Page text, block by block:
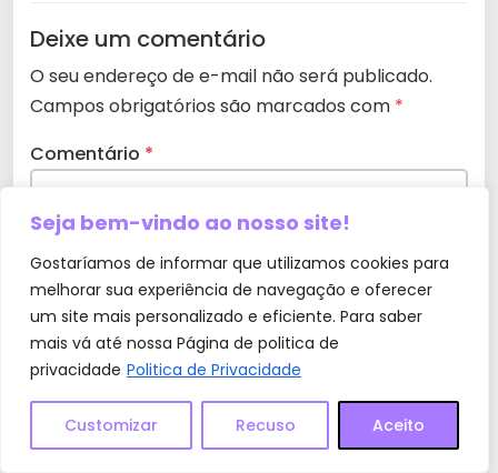
Seja bem-vindo ao nosso site!
Gostaríamos de informar que utilizamos cookies para
melhorar sua experiência de navegação e oferecer
um site mais personalizado e eficiente. Para saber
mais vá até nossa Página de politica de
privacidade Politica de Privacidade
Customizar Recuso Aceito
Deixe um comentário
O seu endereço de e-mail não será publicado.
Campos obrigatórios são marcados com *
Comentário *